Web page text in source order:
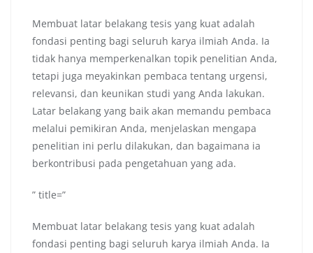
Membuat latar belakang tesis yang kuat adalah
fondasi penting bagi seluruh karya ilmiah Anda. Ia
tidak hanya memperkenalkan topik penelitian Anda,
tetapi juga meyakinkan pembaca tentang urgensi,
relevansi, dan keunikan studi yang Anda lakukan.
Latar belakang yang baik akan memandu pembaca
melalui pemikiran Anda, menjelaskan mengapa
penelitian ini perlu dilakukan, dan bagaimana ia
berkontribusi pada pengetahuan yang ada.
” title=”
Membuat latar belakang tesis yang kuat adalah
fondasi penting bagi seluruh karya ilmiah Anda. Ia